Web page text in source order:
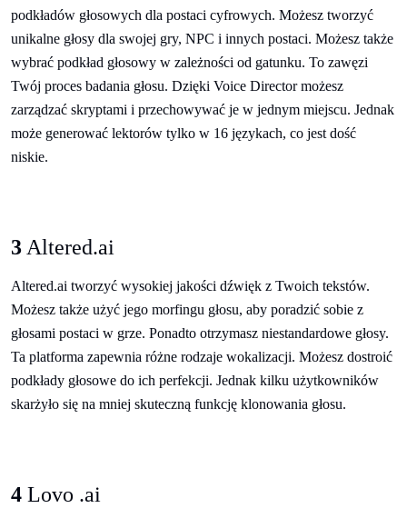
podkładów głosowych dla postaci cyfrowych. Możesz tworzyć
unikalne głosy dla swojej gry, NPC i innych postaci. Możesz także
wybrać podkład głosowy w zależności od gatunku. To zawęzi
Twój proces badania głosu. Dzięki Voice Director możesz
zarządzać skryptami i przechowywać je w jednym miejscu. Jednak
może generować lektorów tylko w 16 językach, co jest dość
niskie.
3 Altered.ai
Altered.ai tworzyć wysokiej jakości dźwięk z Twoich tekstów.
Możesz także użyć jego morfingu głosu, aby poradzić sobie z
głosami postaci w grze. Ponadto otrzymasz niestandardowe głosy.
Ta platforma zapewnia różne rodzaje wokalizacji. Możesz dostroić
podkłady głosowe do ich perfekcji. Jednak kilku użytkowników
skarżyło się na mniej skuteczną funkcję klonowania głosu.
4 Lovo .ai